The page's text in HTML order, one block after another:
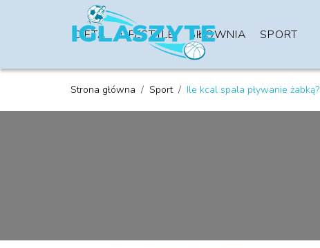
DIETA LIFESTYLE SIŁOWNIA SPORT
Strona główna / Sport / Ile kcal spala pływanie żabką?